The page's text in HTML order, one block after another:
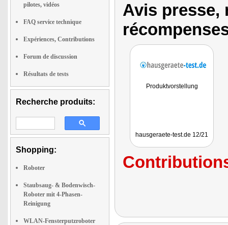
pilotes, vidéos
FAQ service technique
Expériences, Contributions
Forum de discussion
Résultats de tests
Recherche produits:
Shopping:
Roboter
Staubsaug- & Bodenwisch-
Roboter mit 4-Phasen-
Reinigung
WLAN-Fensterputzroboter
Avis presse,
Produktvorstellung
hausgeraete-test.de 12/21